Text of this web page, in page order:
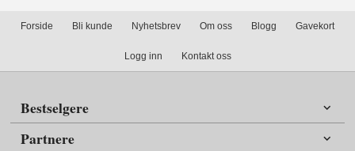
Forside Bli kunde Nyhetsbrev Om oss Blogg Gavekort
Logg inn Kontakt oss
Bestselgere
Partnere